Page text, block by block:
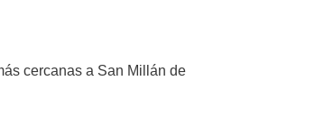
cercanas a San Millán de